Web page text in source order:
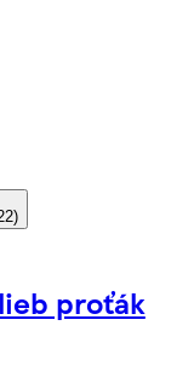
proťák